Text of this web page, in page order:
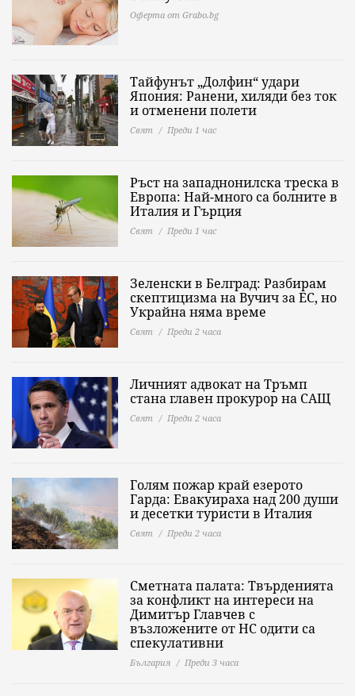
Оферта от Grabo.bg
Тайфунът „Долфин“ удари
Япония: Ранени, хиляди без ток
и отменени полети
Свят Преди 1 час
Ръст на западнонилска треска в
Европа: Най-много са болните в
Италия и Гърция
Свят Преди 1 час
Зеленски в Белград: Разбирам
скептицизма на Вучич за ЕС, но
Украйна няма време
Свят Преди 2 часа
Личният адвокат на Тръмп
стана главен прокурор на САЩ
Свят Преди 2 часа
Голям пожар край езерото
Гарда: Евакуираха над 200 души
и десетки туристи в Италия
Свят Преди 2 часа
Сметната палата: Твърденията
за конфликт на интереси на
Димитър Главчев с
възложените от НС одити са
спекулативни
България Преди 3 часа